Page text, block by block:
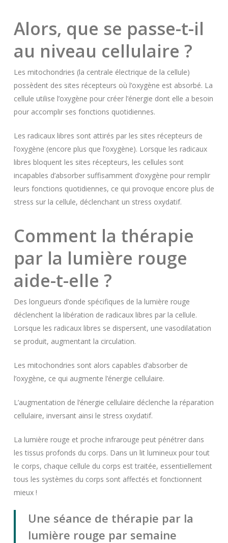
Alors, que se passe-t-il
au niveau cellulaire ?
Les mitochondries (la centrale électrique de la cellule)
possèdent des sites récepteurs où l’oxygène est absorbé. La
cellule utilise l’oxygène pour créer l’énergie dont elle a besoin
pour accomplir ses fonctions quotidiennes.
Les radicaux libres sont attirés par les sites récepteurs de
l’oxygène (encore plus que l’oxygène). Lorsque les radicaux
libres bloquent les sites récepteurs, les cellules sont
incapables d’absorber suffisamment d’oxygène pour remplir
leurs fonctions quotidiennes, ce qui provoque encore plus de
stress sur la cellule, déclenchant un stress oxydatif.
Comment la thérapie
par la lumière rouge
aide-t-elle ?
Des longueurs d’onde spécifiques de la lumière rouge
déclenchent la libération de radicaux libres par la cellule.
Lorsque les radicaux libres se dispersent, une vasodilatation
se produit, augmentant la circulation.
Les mitochondries sont alors capables d’absorber de
l’oxygène, ce qui augmente l’énergie cellulaire.
L’augmentation de l’énergie cellulaire déclenche la réparation
cellulaire, inversant ainsi le stress oxydatif.
La lumière rouge et proche infrarouge peut pénétrer dans
les tissus profonds du corps. Dans un lit lumineux pour tout
le corps, chaque cellule du corps est traitée, essentiellement
tous les systèmes du corps sont affectés et fonctionnent
mieux !
Une séance de thérapie par la
lumière rouge par semaine